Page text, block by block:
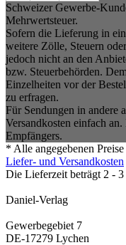
Schweizer Gewerbe-
Mehrwertsteuer.
Sofern die Lieferung in
weitere Zölle, Steuern
jedoch nicht an den
bzw. Steuerbehörden.
Einzelheiten vor der
zu erfragen.
Für Sendungen in andere
Versandkosten einfach
Empfängers.
* Alle angegebenen
Liefer- und Versandkosten
Die Lieferzeit beträgt 2 - 3
Daniel-Verlag
Gewerbegebiet 7
DE-17279 Lychen